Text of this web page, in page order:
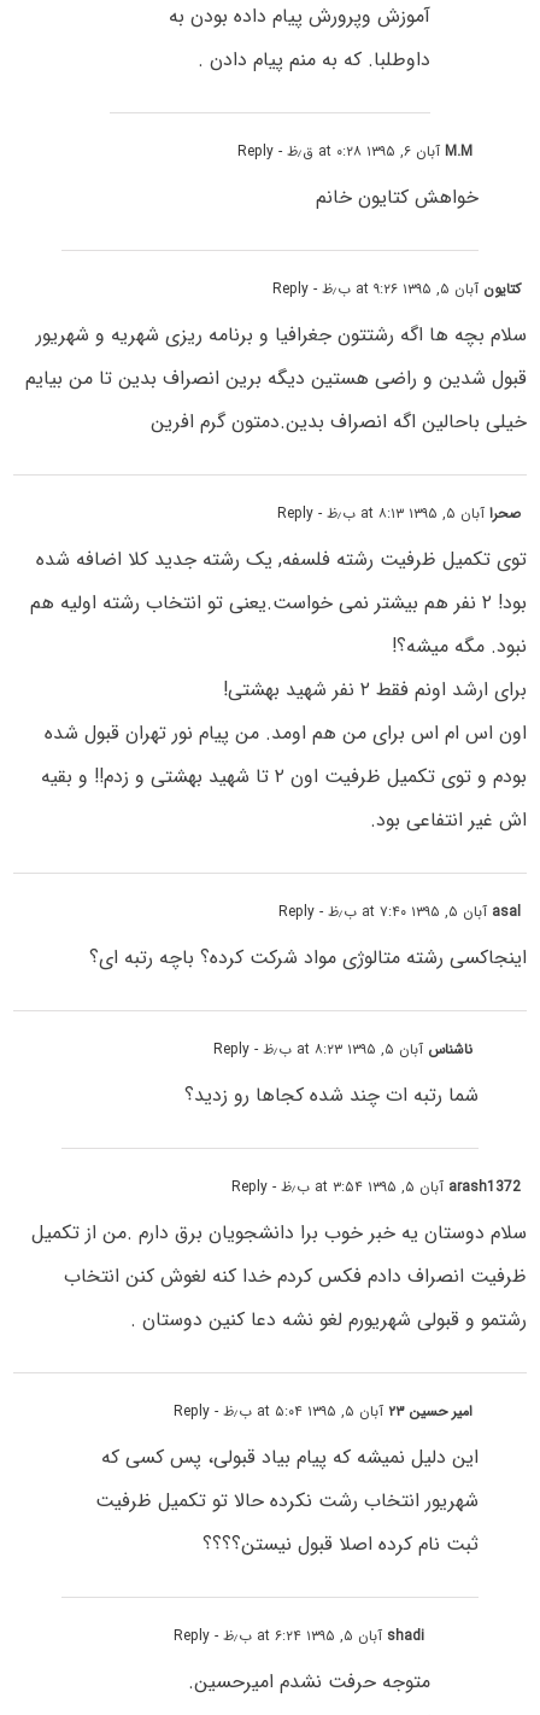
آموزش وپرورش پیام داده بودن به
داوطلبا. که به منم پیام دادن .
M.Mآبان ۶, ۱۳۹۵ at ۰:۲۸ ق٫ظ - Reply
خواهش کتایون خانم
کتایون آبان ۵, ۱۳۹۵ at ۹:۲۶ ب٫ظ - Reply
سلام بچه ها اگه رشتتون جغرافیا و برنامه ریزی شهریه و شهریور
قبول شدین و راضی هستین دیگه برین انصراف بدین تا من بیایم
خیلی باحالین اگه انصراف بدین.دمتون گرم افرین
صحراآبان ۵, ۱۳۹۵ at ۸:۱۳ ب٫ظ - Reply
توی تکمیل ظرفیت رشته فلسفه, یک رشته جدید کلا اضافه شده
بود! ۲ نفر هم بیشتر نمی خواست.یعنی تو انتخاب رشته اولیه هم
نبود. مگه میشه؟!
برای ارشد اونم فقط ۲ نفر شهید بهشتی!
اون اس ام اس برای من هم اومد. من پیام نور تهران قبول شده
بودم و توی تکمیل ظرفیت اون ۲ تا شهید بهشتی و زدم!! و بقیه
اش غیر انتفاعی بود.
asal آبان ۵, ۱۳۹۵ at ۷:۴۰ ب٫ظ - Reply
اینجاکسی رشته متالوژی مواد شرکت کرده؟ باچه رتبه ای؟
ناشناس آبان ۵, ۱۳۹۵ at ۸:۲۳ ب٫ظ - Reply
شما رتبه ات چند شده کجاها رو زدید؟
arash1372 آبان ۵, ۱۳۹۵ at ۳:۵۴ ب٫ظ - Reply
سلام دوستان یه خبر خوب برا دانشجویان برق دارم .من از تکمیل
ظرفیت انصراف دادم فکس کردم خدا کنه لغوش کنن انتخاب
رشتمو و قبولی شهریورم لغو نشه دعا کنین دوستان .
امیر حسین ۲۳ آبان ۵, ۱۳۹۵ at ۵:۰۴ ب٫ظ - Reply
این دلیل نمیشه که پیام بیاد قبولی، پس کسی که
شهریور انتخاب رشت نکرده حالا تو تکمیل ظرفیت
ثبت نام کرده اصلا قبول نیستن؟؟؟؟
shadi آبان ۵, ۱۳۹۵ at ۶:۲۴ ب٫ظ - Reply
متوجه حرفت نشدم امیرحسین.